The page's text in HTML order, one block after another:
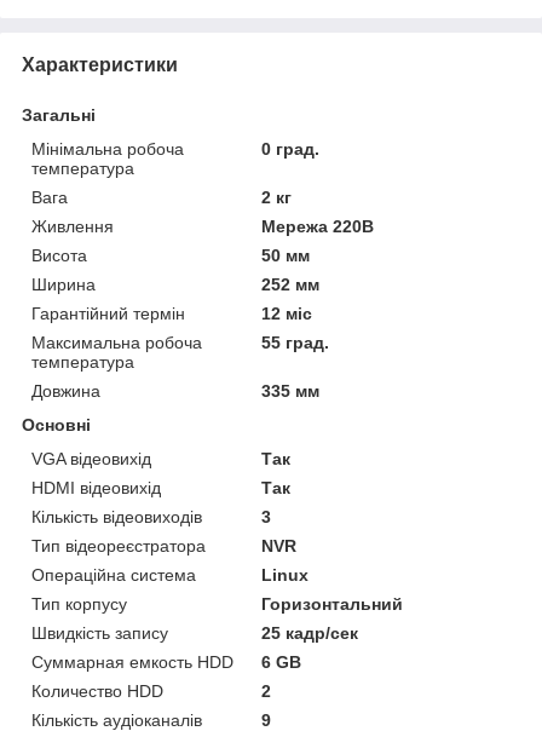
Характеристики
Загальні
Мінімальна робоча
температура
0 град.
Вага
2 кг
Живлення
Мережа 220В
Висота
50 мм
Ширина
252 мм
Гарантійний термін
12 міс
Максимальна робоча
температура
55 град.
Довжина
335 мм
Основні
VGA відеовихід
Так
HDMI відеовихід
Так
Кількість відеовиходів
3
Тип відеореєстратора
NVR
Операційна система
Linux
Тип корпусу
Горизонтальний
Швидкість запису
25 кадр/сек
Суммарная емкость HDD
6 GB
Количество HDD
2
Кількість аудіоканалів
9